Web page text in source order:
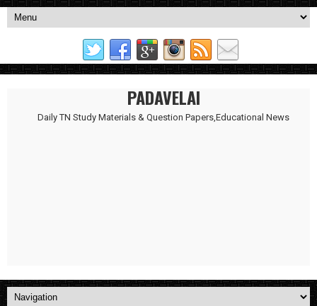
PADAVELAI
Daily TN Study Materials & Question Papers,Educational News